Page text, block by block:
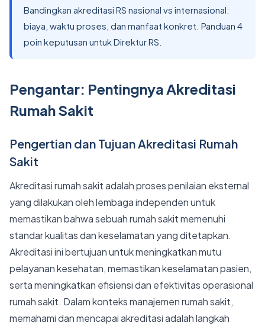
Bandingkan akreditasi RS nasional vs internasional:
biaya, waktu proses, dan manfaat konkret. Panduan 4
poin keputusan untuk Direktur RS.
Pengantar: Pentingnya Akreditasi
Rumah Sakit
Pengertian dan Tujuan Akreditasi Rumah
Sakit
Akreditasi rumah sakit adalah proses penilaian eksternal
yang dilakukan oleh lembaga independen untuk
memastikan bahwa sebuah rumah sakit memenuhi
standar kualitas dan keselamatan yang ditetapkan.
Akreditasi ini bertujuan untuk meningkatkan mutu
pelayanan kesehatan, memastikan keselamatan pasien,
serta meningkatkan efisiensi dan efektivitas operasional
rumah sakit. Dalam konteks manajemen rumah sakit,
memahami dan mencapai akreditasi adalah langkah